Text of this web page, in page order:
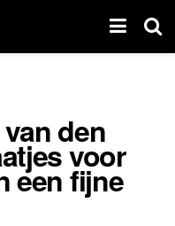
den
voor
een fijne